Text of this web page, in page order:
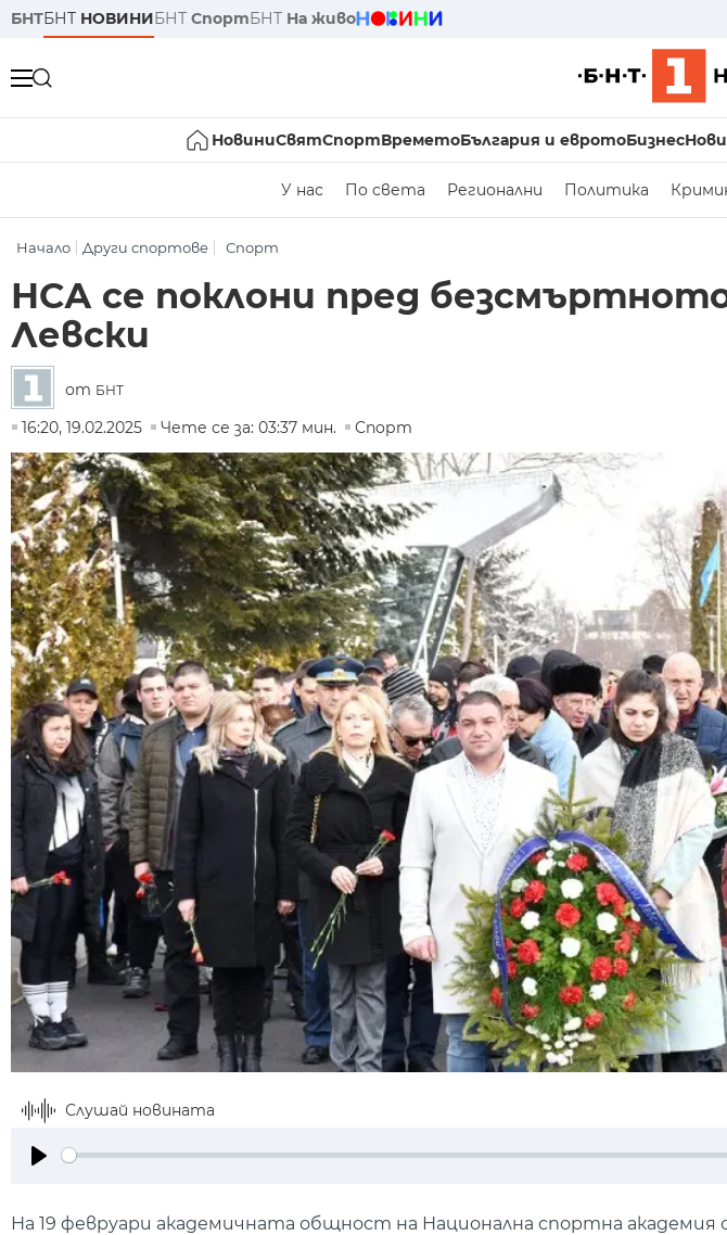
БНТБНТ НОВИНИБНТ СпортБНТ На живо
НовиниСвятСпортВреметоБългария и евротоБизнес
У нас По света Регионални Политика
Начало Други спортове Спорт
НСА се поклони пред
Левски
от БНТ
16:20, 19.02.2025
Чете се за: 03:37 мин. Спорт
Слушай новината
На 19 февруари академичната общност на Национална спортна